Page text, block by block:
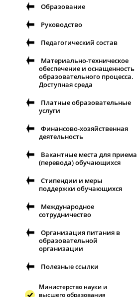
Образование
Руководство
Педагогический состав
Материально-техническое
обеспечение и оснащенность
образовательного процесса.
Доступная среда
Платные образовательные
услуги
Финансово-хозяйственная
деятельность
Вакантные места для приема
(перевода) обучающихся
Стипендии и меры
поддержки обучающихся
Международное
сотрудничество
Организация питания в
образовательной
организации
Полезные ссылки
Министерство науки и
высшего образования